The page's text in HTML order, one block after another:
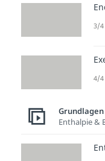
3/4
4/4
Enthalpie &